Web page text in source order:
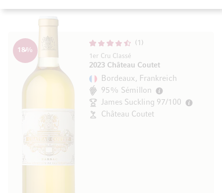
1
1er Cru Classé
2023 Château Coutet
18%
Bordeaux, Frankreich
95% Sémillon
James Suckling 97/100
Château Coutet